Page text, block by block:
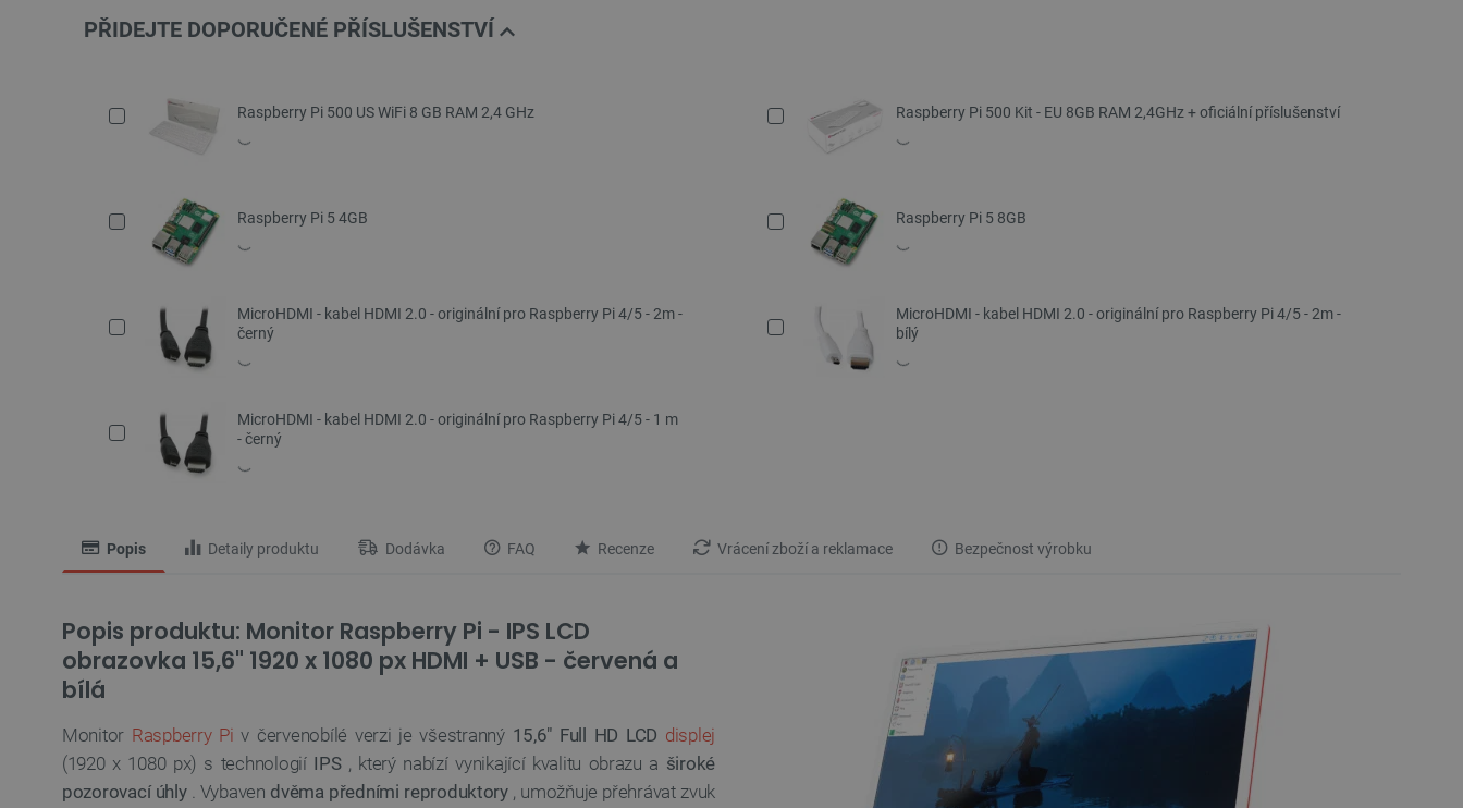
PŘIDEJTE DOPORUČENÉ PŘÍSLUŠENSTVÍ
Raspberry Pi 500 US WiFi 8 GB RAM 2,4 GHz Raspberry Pi 500 Kit - EU 8GB RAM 2,4GHz + oficiální příslušenství
Raspberry Pi 5 4GB Raspberry Pi 5 8GB
MicroHDMI - kabel HDMI 2.0 - originální pro Raspberry Pi 4/5 - 2m -
černý
MicroHDMI - kabel HDMI 2.0 - originální pro Raspberry Pi 4/5 - 2m -
bílý
MicroHDMI - kabel HDMI 2.0 - originální pro Raspberry Pi 4/5 - 1 m
- černý
Popis Detaily produktu Dodávka FAQ Recenze Vrácení zboží a reklamace Bezpečnost výrobku
Popis produktu: Monitor Raspberry Pi - IPS LCD
obrazovka 15,6" 1920 x 1080 px HDMI + USB - červená a
bílá
Monitor Raspberry Pi v červenobílé verzi je všestranný 15,6" Full HD LCD displej
(1920 x 1080 px) s technologií IPS, který nabízí vynikající kvalitu obrazu a široké
pozorovací úhly. Vybaven dvěma předními reproduktory, umožňuje přehrávat zvuk